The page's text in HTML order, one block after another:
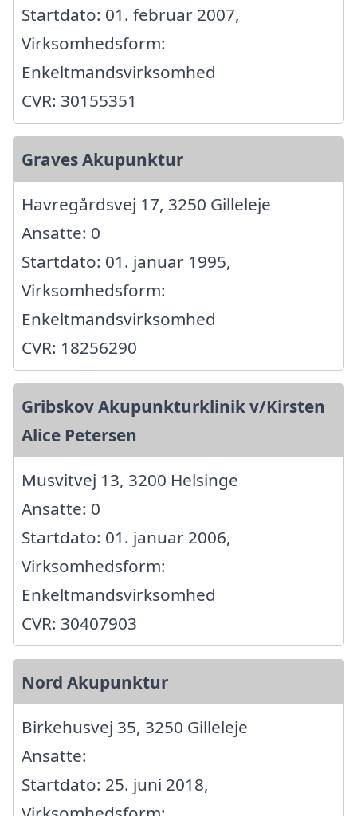
Startdato: 01. februar 2007,
Virksomhedsform:
Enkeltmandsvirksomhed
CVR: 30155351
Graves Akupunktur
Havregårdsvej 17, 3250 Gilleleje
Ansatte: 0
Startdato: 01. januar 1995,
Virksomhedsform:
Enkeltmandsvirksomhed
CVR: 18256290
Gribskov Akupunkturklinik v/Kirsten
Alice Petersen
Musvitvej 13, 3200 Helsinge
Ansatte: 0
Startdato: 01. januar 2006,
Virksomhedsform:
Enkeltmandsvirksomhed
CVR: 30407903
Nord Akupunktur
Birkehusvej 35, 3250 Gilleleje
Ansatte:
Startdato: 25. juni 2018,